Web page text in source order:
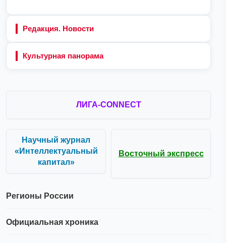
Редакция. Новости
Культурная панорама
ЛИГА-CONNECT
Научный журнал
«Интеллектуальный
капитал»
Восточный экспресс
Регионы России
Официальная хроника